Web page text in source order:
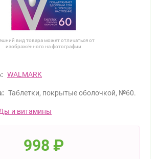
вид товара может отличаться от
изображённого на фотографии
WALMARK
Таблетки, покрытые оболочкой, №60.
и витамины
998 ₽